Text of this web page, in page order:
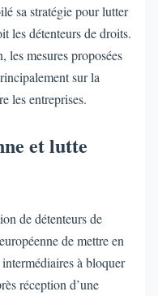
sa stratégie pour lutter
les détenteurs de droits.
les mesures proposées
sur la
les entreprises.
et lutte
de détenteurs de
de mettre en
à bloquer
réception d’une